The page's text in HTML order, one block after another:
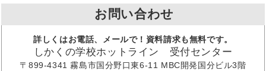
お問い合わせ
詳しくはお電話、メールで！資料請求も無料です。
しかくの学校ホットライン 受付センター
〒899-4341 霧島市国分野口東6-11 MBC開発国分ビル3階